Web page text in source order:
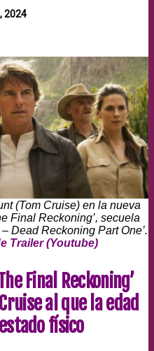
2024
(Tom Cruise) en la nueva
Final Reckoning’, secuela
Dead Reckoning Part One’.
Trailer (Youtube)
Final Reckoning’
al que la edad
físico